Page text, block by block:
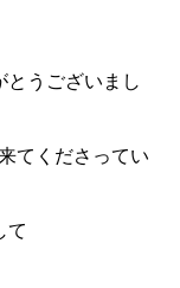
とうございまし
てくださってい
て